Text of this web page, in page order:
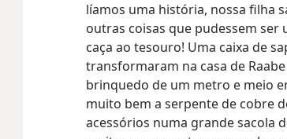
líamos uma história, nossa filha
outras coisas que pudessem ser
caça ao tesouro! Uma caixa de
transformaram na casa de
brinquedo de um metro e meio
muito bem a serpente de cobre
acessórios numa grande sacola